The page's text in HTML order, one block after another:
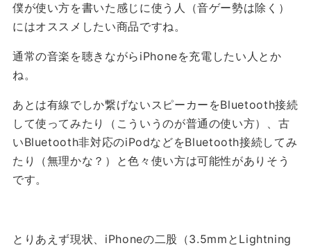
僕が使い方を書いた感じに使う人（音ゲー勢は除く）
にはオススメしたい商品ですね。
通常の音楽を聴きながらiPhoneを充電したい人とか
ね。
あとは有線でしか繋げないスピーカーをBluetooth接続
して使ってみたり（こういうのが普通の使い方）、古
いBluetooth非対応のiPodなどをBluetooth接続してみ
たり（無理かな？）と色々使い方は可能性がありそう
です。
とりあえず現状、iPhoneの二股（3.5mmとLightning